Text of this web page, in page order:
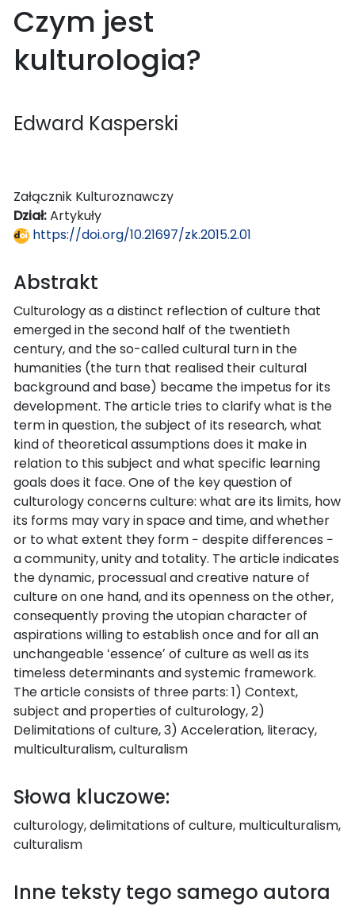
Czym jest
kulturologia?
Edward Kasperski
Załącznik Kulturoznawczy
Dział:Artykuły
https://doi.org/10.21697/zk.2015.2.01
Abstrakt
Culturology as a distinct reflection of culture that
emerged in the second half of the twentieth
century, and the so-called cultural turn in the
humanities (the turn that realised their cultural
background and base) became the impetus for its
development. The article tries to clarify what is the
term in question, the subject of its research, what
kind of theoretical assumptions does it make in
relation to this subject and what specific learning
goals does it face. One of the key question of
culturology concerns culture: what are its limits, how
its forms may vary in space and time, and whether
or to what extent they form − despite differences −
a community, unity and totality. The article indicates
the dynamic, processual and creative nature of
culture on one hand, and its openness on the other,
consequently proving the utopian character of
aspirations willing to establish once and for all an
unchangeable ʻessenceʼ of culture as well as its
timeless determinants and systemic framework.
The article consists of three parts: 1) Context,
subject and properties of culturology, 2)
Delimitations of culture, 3) Acceleration, literacy,
multiculturalism, culturalism
Słowa kluczowe:
culturology, delimitations of culture, multiculturalism,
culturalism
Inne teksty tego samego autora